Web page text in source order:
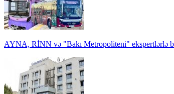
AYNA, RİNN və "Bakı Metropoliteni" ekspertlərlə